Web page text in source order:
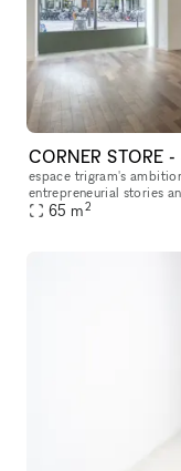
espace trigram's
entrepreneurial stories and
space in the heart of
65 m2